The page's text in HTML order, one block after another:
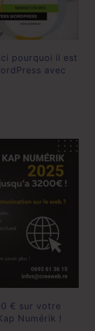
pourquoi il est
avec
€ sur votre
Numérik !